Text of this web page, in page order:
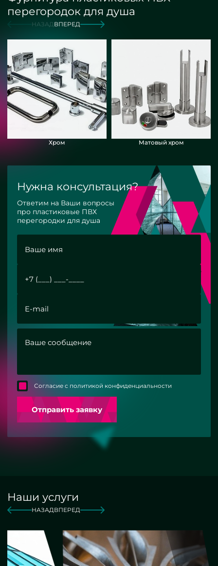
перегородок для душа
НАЗАДВПЕРЕД
Хром Матовый хром
Нужна консультация?
Ответим на Ваши вопросы
про пластиковые ПВХ
перегородки для душа
Согласие с политикой конфиденциальности
Отправить заявку
Наши услуги
НАЗАДВПЕРЕД